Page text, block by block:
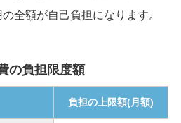
全額が自己負担になります。
の負担限度額
負担の上限額(月額)